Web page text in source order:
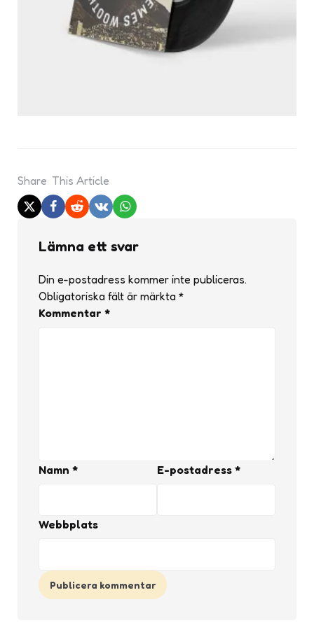
Share This Article
Lämna ett svar
Din e-postadress kommer inte publiceras.
Obligatoriska fält är märkta *
Kommentar *
Namn * E-postadress *
Webbplats